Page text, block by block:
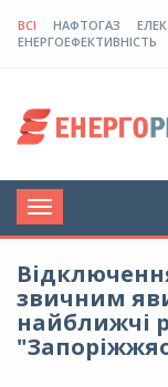
ВСІ НАФТОГАЗ
ЕНЕРГОЕФЕКТИВНІСТЬ
Toggle
navigation
звичним
найближчі